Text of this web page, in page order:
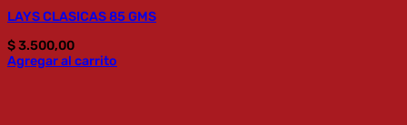
LAYS CLASICAS 85 GMS
$3.500,00
Agregar al carrito